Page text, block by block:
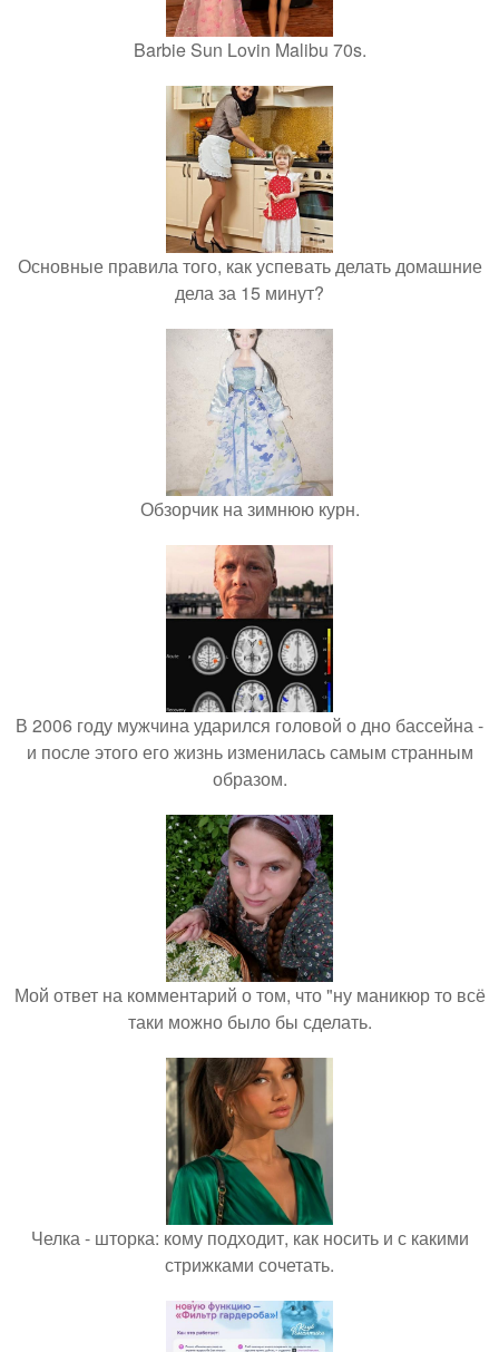
Barbie Sun Lovin Malibu 70s.
Основные правила того, как успевать делать домашние
дела за 15 минут?
Обзорчик на зимнюю курн.
В 2006 году мужчина ударился головой о дно бассейна -
и после этого его жизнь изменилась самым странным
образом.
Мой ответ на комментарий о том, что "ну маникюр то всё
таки можно было бы сделать.
Челка - шторка: кому подходит, как носить и с какими
стрижками сочетать.